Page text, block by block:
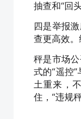
抽查和“回
四是举报
查更高效
秤是市场
式的“遥控
土重来，
住，“违规